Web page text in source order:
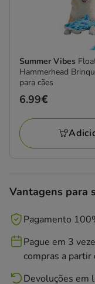
Summer Vibes
Hammerhead
para cães
Preço
6.99€
Vantagens para
Pagamento
Pague em 3
compras a
Devoluções em